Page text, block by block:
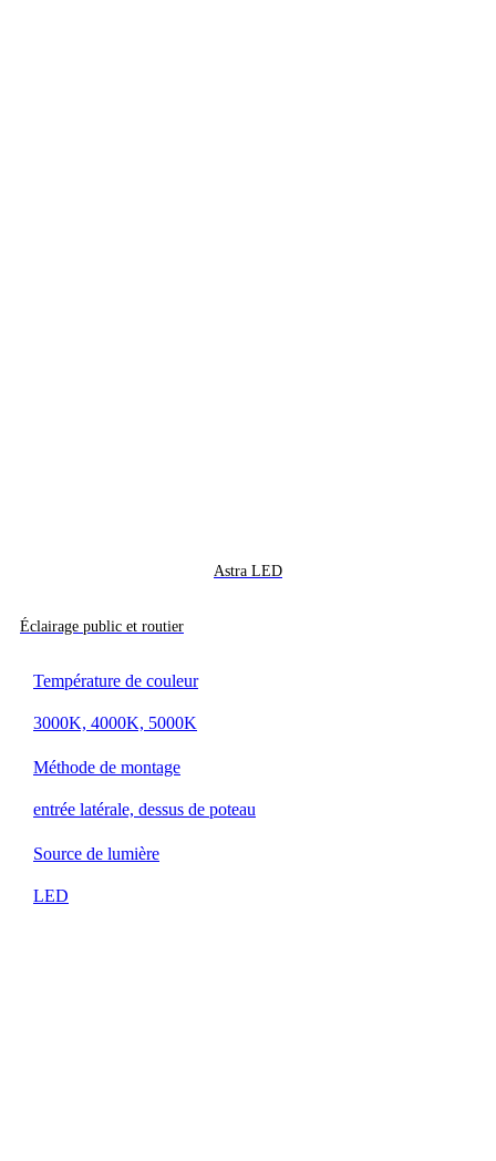
Astra LED
Éclairage public et routier
Température de couleur
3000K, 4000K, 5000K
Méthode de montage
entrée latérale, dessus de poteau
Source de lumière
LED